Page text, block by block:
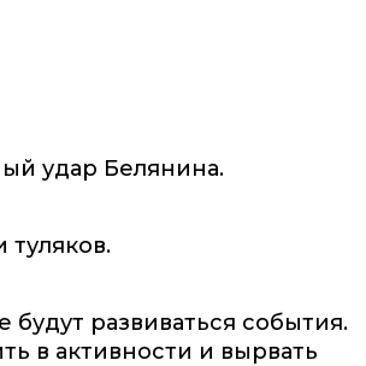
удар Белянина.
туляков.
развиваться события.
в активности и вырвать